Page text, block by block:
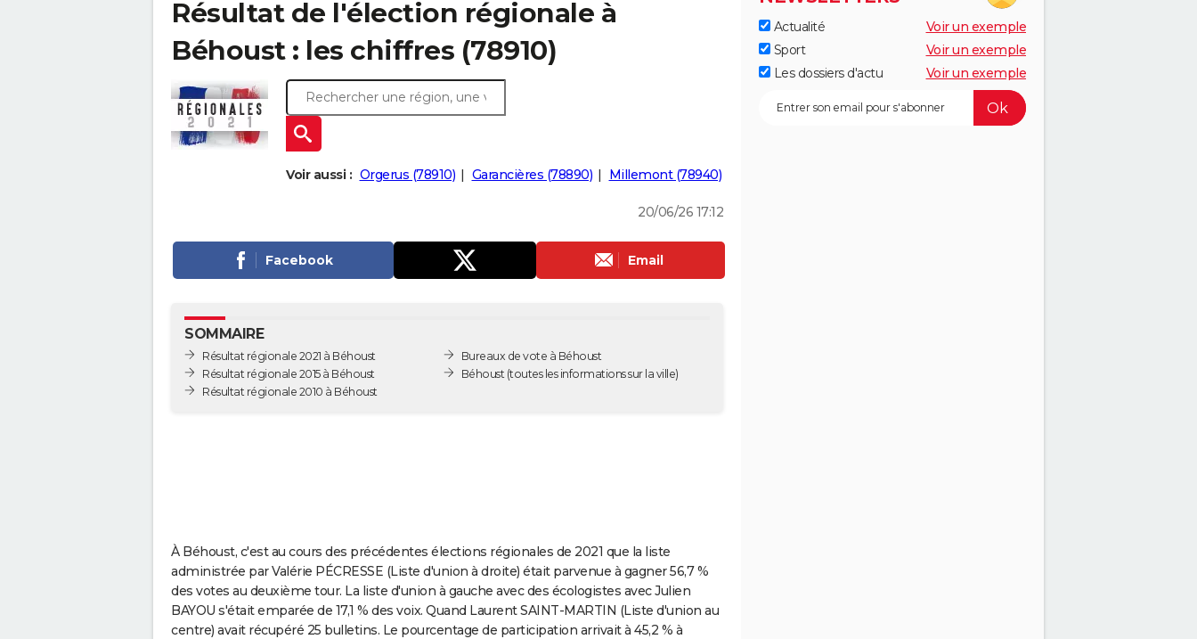
Résultat de l'élection régionale à
Béhoust : les chiffres (78910)
Voir aussi : Orgerus (78910) Garancières (78890) Millemont (78940)
20/06/26 17:12
Facebook Email
SOMMAIRE
Résultat régionale 2021 à Béhoust
Résultat régionale 2015 à Béhoust
Résultat régionale 2010 à Béhoust
Bureaux de vote à Béhoust
Béhoust (toutes les informations sur la ville)
À Béhoust, c'est au cours des précédentes élections régionales de 2021 que la liste
administrée par Valérie PÉCRESSE (Liste d'union à droite) était parvenue à gagner 56,7 %
des votes au deuxième tour. La liste d'union à gauche avec des écologistes avec Julien
BAYOU s'était emparée de 17,1 % des voix. Quand Laurent SAINT-MARTIN (Liste d'union au
centre) avait récupéré 25 bulletins. Le pourcentage de participation arrivait à 45,2 % à
Actualité
Voir un exemple
Sport
Voir un exemple
Les dossiers d'actu
Voir un exemple